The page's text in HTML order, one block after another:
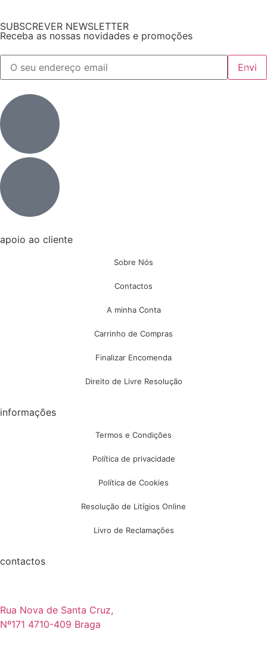
SUBSCREVER NEWSLETTER
Receba as nossas novidades e promoções
apoio ao cliente
Sobre Nós
Contactos
A minha Conta
Carrinho de Compras
Finalizar Encomenda
Direito de Livre Resolução
informações
Termos e Condições
Política de privacidade
Política de Cookies
Resolução de Litígios Online
Livro de Reclamações
contactos
Rua Nova de Santa Cruz,
Nº171 4710-409 Braga